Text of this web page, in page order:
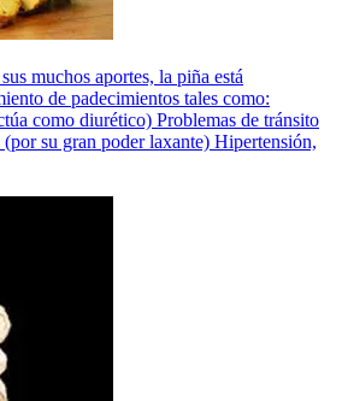
muchos aportes, la piña está
de padecimientos tales como:
como diurético) Problemas de tránsito
su gran poder laxante) Hipertensión,